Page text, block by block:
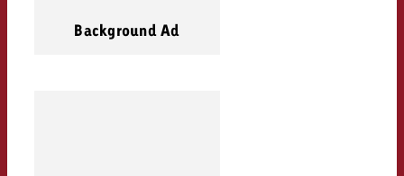
Background Ad